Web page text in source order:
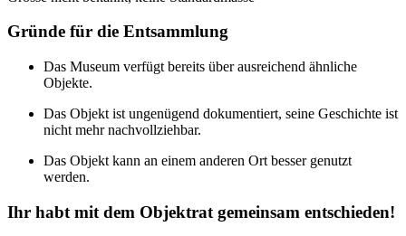
Gründe für die Entsammlung
Das Museum verfügt bereits über ausreichend ähnliche
Objekte.
Das Objekt ist ungenügend dokumentiert, seine Geschichte ist
nicht mehr nachvollziehbar.
Das Objekt kann an einem anderen Ort besser genutzt
werden.
Ihr habt mit dem Objektrat gemeinsam entschieden!